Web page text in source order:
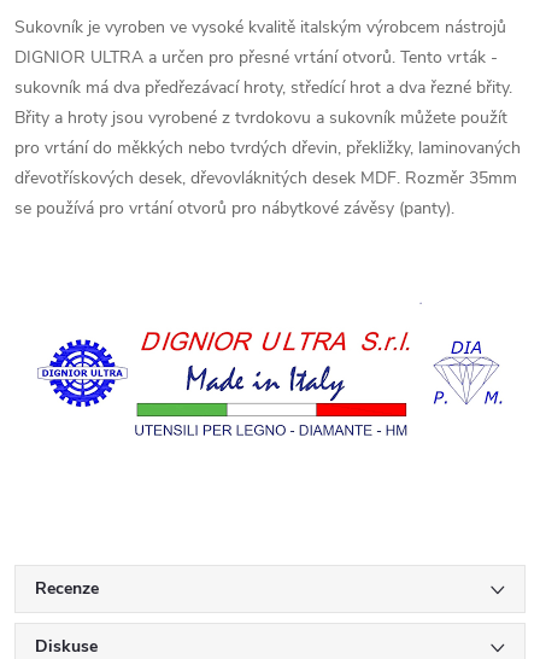
Sukovník je vyroben ve vysoké kvalitě italským výrobcem nástrojů
DIGNIOR ULTRA a určen pro přesné vrtání otvorů. Tento vrták -
sukovník má dva předřezávací hroty, středící hrot a dva řezné břity.
Břity a hroty jsou vyrobené z tvrdokovu a sukovník můžete použít
pro vrtání do měkkých nebo tvrdých dřevin, překližky, laminovaných
dřevotřískových desek, dřevovláknitých desek MDF. Rozměr 35mm
se používá pro vrtání otvorů pro nábytkové závěsy (panty).
Recenze
Diskuse